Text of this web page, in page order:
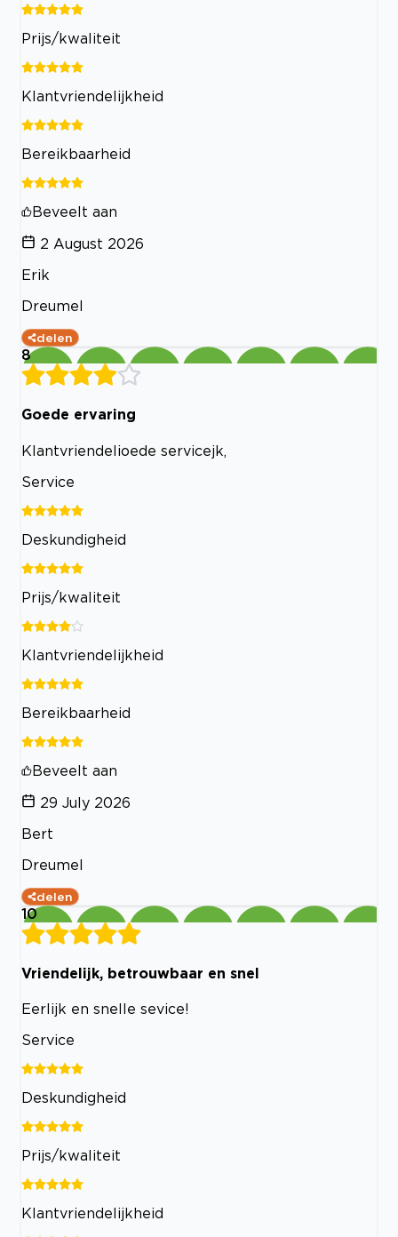
Prijs/kwaliteit
Klantvriendelijkheid
Bereikbaarheid
Beveelt aan
2 August 2026
Erik
Dreumel
delen
8
Goede ervaring
Klantvriendelioede servicejk,
Service
Deskundigheid
Prijs/kwaliteit
Klantvriendelijkheid
Bereikbaarheid
Beveelt aan
29 July 2026
Bert
Dreumel
delen
10
Vriendelijk, betrouwbaar en snel
Eerlijk en snelle sevice!
Service
Deskundigheid
Prijs/kwaliteit
Klantvriendelijkheid